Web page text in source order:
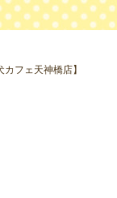
フェ天神橋店】